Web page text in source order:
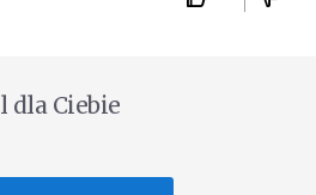
dla Ciebie